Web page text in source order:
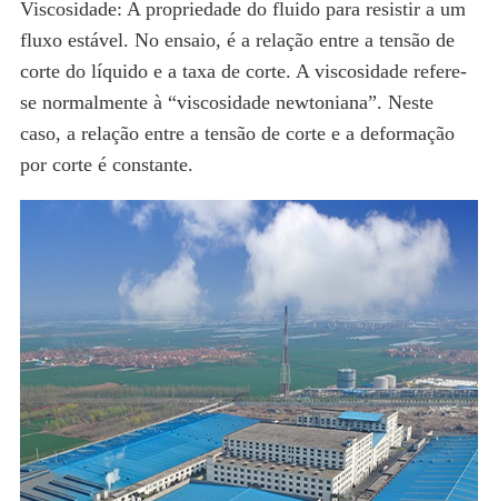
Viscosidade: A propriedade do fluido para resistir a um
fluxo estável. No ensaio, é a relação entre a tensão de
corte do líquido e a taxa de corte. A viscosidade refere-
se normalmente à “viscosidade newtoniana”. Neste
caso, a relação entre a tensão de corte e a deformação
por corte é constante.